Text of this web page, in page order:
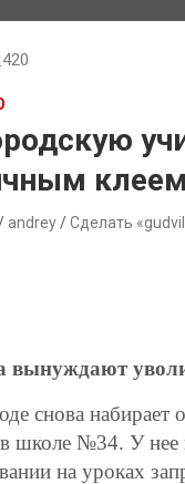
клеем
andrey Сделать
вынуждают
снова
в школе №34. У нее
на уроках